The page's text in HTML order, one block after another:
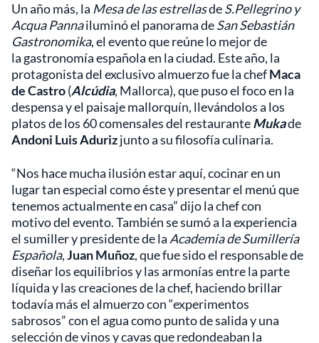
Un año más, la Mesa de las estrellasdeS.Pellegrino y
Acqua Pannailuminó el panorama deSan Sebastián
Gastronomika, el evento que reúne lo mejor de
la gastronomía española en la ciudad. Este año, la
protagonista del exclusivo almuerzo fue la chefMaca
de Castro(Alcúdia, Mallorca), que puso el foco en la
despensa y el paisaje mallorquín, llevándolos a los
platos de los 60 comensales del restauranteMukade
Andoni Luis Adurizjunto a su filosofía culinaria.
“Nos hace mucha ilusión estar aquí, cocinar en un
lugar tan especial como éste y presentar el menú que
tenemos actualmente en casa” dijo la chef con
motivo del evento. También se sumó a la experiencia
el sumiller y presidente de la Academia de Sumillería
Española,Juan Muñoz, que fue sido el responsable de
diseñar los equilibrios y las armonías entre la parte
líquida y las creaciones de la chef, haciendo brillar
todavía más el almuerzo con “experimentos
sabrosos” con el agua como punto de salida y una
selección de vinos y cavas que redondeaban la